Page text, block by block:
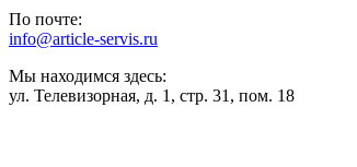
По почте:
info@article-servis.ru
Мы находимся здесь:
ул. Телевизорная, д. 1, стр. 31, пом. 18